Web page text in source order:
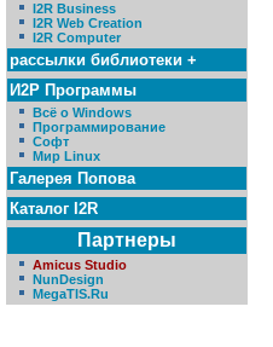
I2R Business
I2R Web Creation
I2R Computer
рассылки библиотеки +
И2Р Программы
Всё о Windows
Программирование
Софт
Мир Linux
Галерея Попова
Каталог I2R
Партнеры
Amicus Studio
NunDesign
MegaTIS.Ru